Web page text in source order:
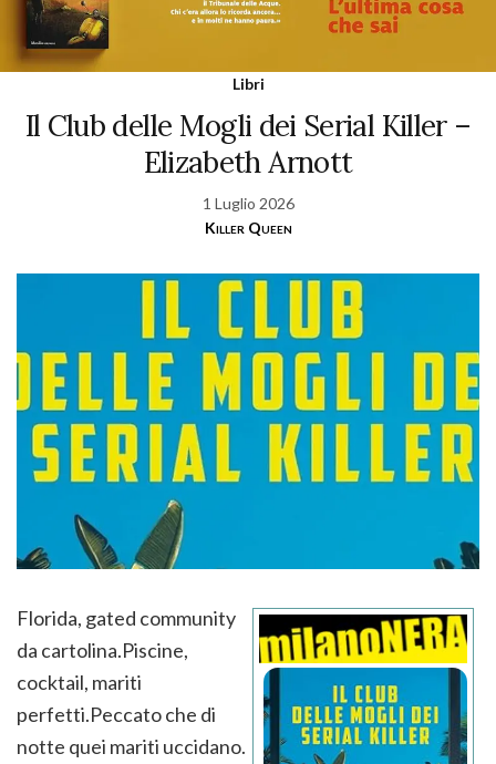
Libri
Il Club delle Mogli dei Serial Killer –
Elizabeth Arnott
1 Luglio 2026
Killer Queen
Florida, gated community
da cartolina.Piscine,
cocktail, mariti
perfetti.Peccato che di
notte quei mariti uccidano.